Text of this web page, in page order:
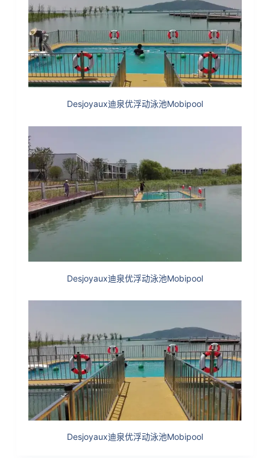
Desjoyaux迪泉优浮动泳池Mobipool
Desjoyaux迪泉优浮动泳池Mobipool
Desjoyaux迪泉优浮动泳池Mobipool